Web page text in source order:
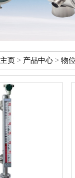
主页 > 产品中心 > 物